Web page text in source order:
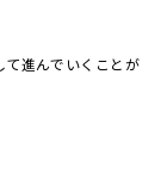
て進んでいくことが